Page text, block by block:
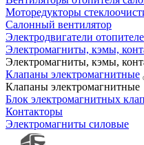
Моторедукторы
Салонный вентилятор
Электродвигатели
Электромагниты, кэмы,
Электромагниты, кэмы,
Клапаны электромагнитные
Клапаны электромагнитные
Блок электромагнитных
Контакторы
Электромагниты силовые